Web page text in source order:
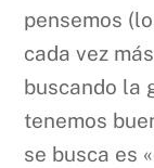
pensemos
cada vez
buscando la
tenemos
se busca es